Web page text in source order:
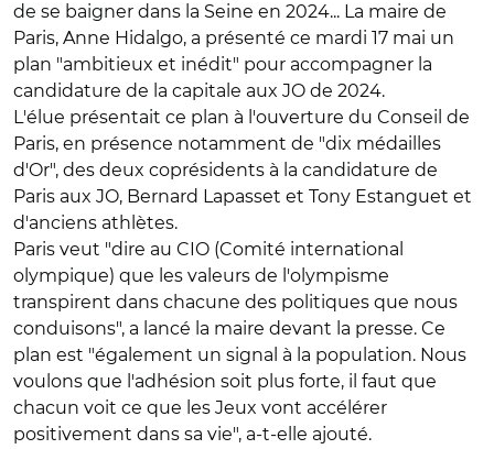
de se baigner dans la Seine en 2024... La maire de
Paris, Anne Hidalgo, a présenté ce mardi 17 mai un
plan "ambitieux et inédit" pour accompagner la
candidature de la capitale aux JO de 2024.
L'élue présentait ce plan à l'ouverture du Conseil de
Paris, en présence notamment de "dix médailles
d'Or", des deux coprésidents à la candidature de
Paris aux JO, Bernard Lapasset et Tony Estanguet et
d'anciens athlètes.
Paris veut "dire au CIO (Comité international
olympique) que les valeurs de l'olympisme
transpirent dans chacune des politiques que nous
conduisons", a lancé la maire devant la presse. Ce
plan est "également un signal à la population. Nous
voulons que l'adhésion soit plus forte, il faut que
chacun voit ce que les Jeux vont accélérer
positivement dans sa vie", a-t-elle ajouté.